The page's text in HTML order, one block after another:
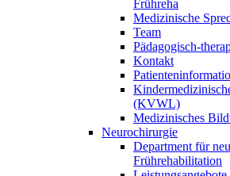
Frühreha
Medizinische
Team
Pädagogisch-
Kontakt
(KVWL)
Medizinisches
Neurochirurgie
Department für
Frührehabilitation